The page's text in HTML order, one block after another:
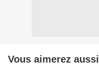
Vous aimerez aussi